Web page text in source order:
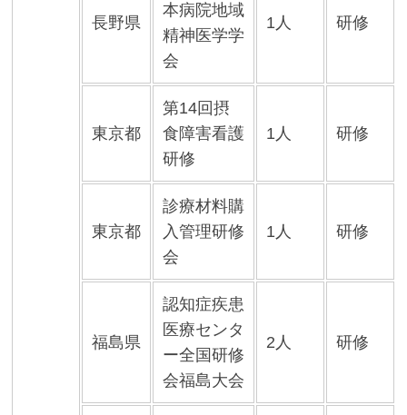
長野県
本病院地域
精神医学学
会
1人 研修
東京都
第14回摂
食障害看護
研修
1人 研修
東京都
診療材料購
入管理研修
会
1人 研修
福島県
認知症疾患
医療センタ
ー全国研修
会福島大会
2人 研修